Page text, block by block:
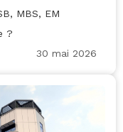
MBS, EM
?
30 mai 2026